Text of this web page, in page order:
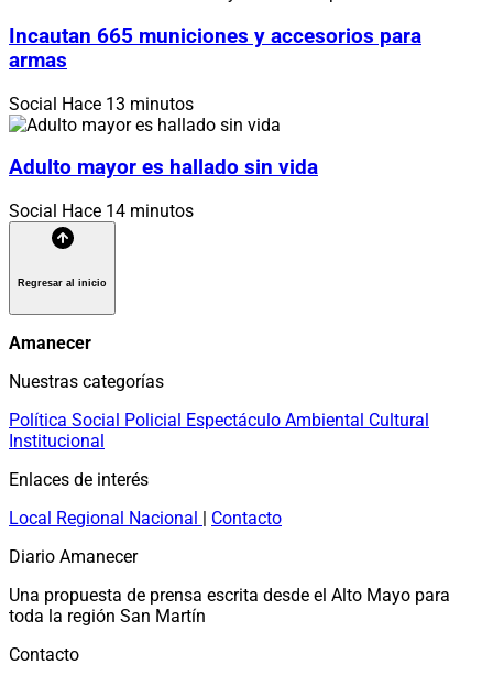
Incautan 665 municiones y accesorios para
armas
Social Hace 13 minutos
Adulto mayor es hallado sin vida
Social Hace 14 minutos
Regresar al inicio
Amanecer
Nuestras categorías
Política Social Policial Espectáculo Ambiental Cultural
Institucional
Enlaces de interés
Local Regional Nacional | Contacto
Diario Amanecer
Una propuesta de prensa escrita desde el Alto Mayo para
toda la región San Martín
Contacto